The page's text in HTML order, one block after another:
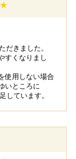
だきました。
すくなりまし
使用しない場合
いところに
しています。